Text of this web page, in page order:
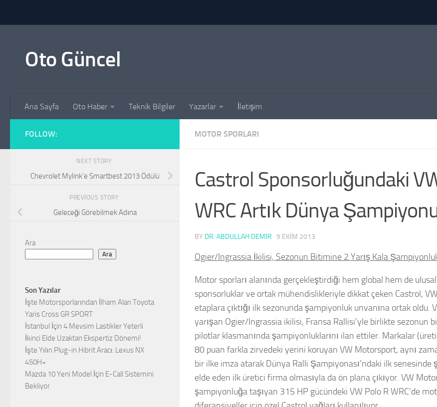
Oto Güncel
Ana Sayfa Oto Haber Teknik Bilgiler Yazarlar İletişim
MOTOR SPORLARI
Castrol Sponsorluğundaki
WRC Artık Dünya
BY DR. ABDULLAH DEMİR · 9 EKIM 2013
Ogier/Ingrassia İkilisi, Sezonun Bitimine 2 Yarış Kala
Motor sporları alanında gerçekleştirdiği hem global hem de
sponsorluklar ve ortak mühendislikleriyle dikkat çeken Castrol,
etaplara çıktığı ilk sezonunda şampiyonluk unvanına ortak oldu.
yarışan Ogier/Ingrassia ikilisi, Fransa Rallisi’yle birlikte sezonun
pilotlar klasmanında şampiyonluklarını ilan ettiler. Markalar
80 puan farkla zirvedeki yerini koruyan VW Motorsport, aynı
bir ilke imza atarak Dünya Ralli Şampiyonası’ndaki ilk senesinde
elde eden ilk üretici firma olmasıyla da ön plana çıkıyor. VW
şampiyonluğa taşıyan 315 HP gücündeki VW Polo R WRC’de
FOLLOW:
NEXT STORY
Chevrolet Mylink’e Smartbest 2013 Ödülü
PREVIOUS STORY
Geleceği Görebilmek Adına
Ara
Ara
Son Yazılar
İşte Motorsporlarından İlham Alan Toyota
Yaris Cross GR SPORT
İstanbul İçin 4 Mevsim Lastikler Yeterli
İkinci Elde Uzaktan Ekspertiz Dönemi!
İşte Yılın Plug-in Hibrit Aracı: Lexus NX
450H+
Mazda 10 Yeni Model İçin E-Call Sistemini
Bekliyor